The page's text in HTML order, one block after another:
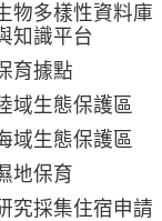
物多樣性資料庫
知識平台
育據點
域生態保護區
域生態保護區
地保育
究採集住宿申請